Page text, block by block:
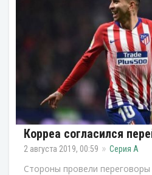
Корреа согласился
2 августа 2019, 00:59 Серия А
Стороны провели